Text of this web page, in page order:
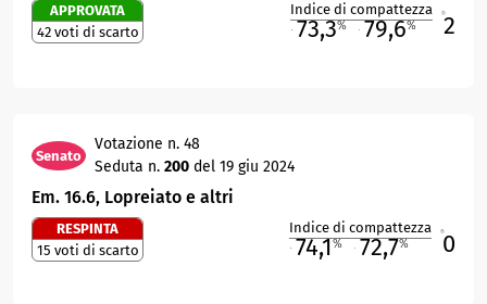
APPROVATA
42 voti di scarto
Indice di compattezza
73,3% 79,6% 2
Senato
Votazione n. 48
Seduta n. 200 del 19 giu 2024
Em. 16.6, Lopreiato e altri
RESPINTA
15 voti di scarto
Indice di compattezza
74,1% 72,7% 0